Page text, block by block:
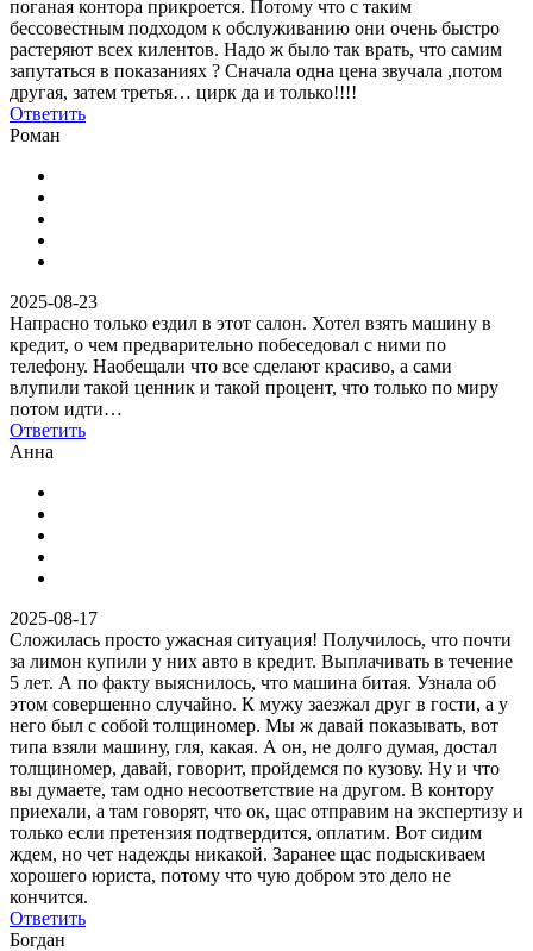
поганая контора прикроется. Потому что с таким
бессовестным подходом к обслуживанию они очень быстро
растеряют всех килентов. Надо ж было так врать, что самим
запутаться в показаниях ? Сначала одна цена звучала ,потом
другая, затем третья… цирк да и только!!!!
Ответить
Роман
2025-08-23
Напрасно только ездил в этот салон. Хотел взять машину в
кредит, о чем предварительно побеседовал с ними по
телефону. Наобещали что все сделают красиво, а сами
влупили такой ценник и такой процент, что только по миру
потом идти…
Ответить
Анна
2025-08-17
Сложилась просто ужасная ситуация! Получилось, что почти
за лимон купили у них авто в кредит. Выплачивать в течение
5 лет. А по факту выяснилось, что машина битая. Узнала об
этом совершенно случайно. К мужу заезжал друг в гости, а у
него был с собой толщиномер. Мы ж давай показывать, вот
типа взяли машину, гля, какая. А он, не долго думая, достал
толщиномер, давай, говорит, пройдемся по кузову. Ну и что
вы думаете, там одно несоответствие на другом. В контору
приехали, а там говорят, что ок, щас отправим на экспертизу и
только если претензия подтвердится, оплатим. Вот сидим
ждем, но чет надежды никакой. Заранее щас подыскиваем
хорошего юриста, потому что чую добром это дело не
кончится.
Ответить
Богдан